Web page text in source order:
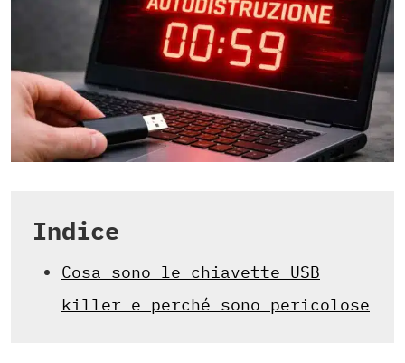
Indice
Cosa sono le chiavette USB
killer e perché sono pericolose